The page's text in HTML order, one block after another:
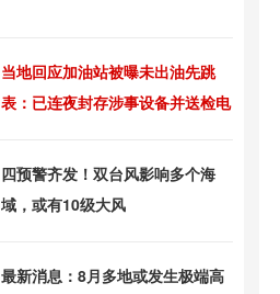
当地回应加油站被曝未出油先跳
表：已连夜封存涉事设备并送检电
四预警齐发！双台风影响多个海
域，或有10级大风
最新消息：8月多地或发生极端高